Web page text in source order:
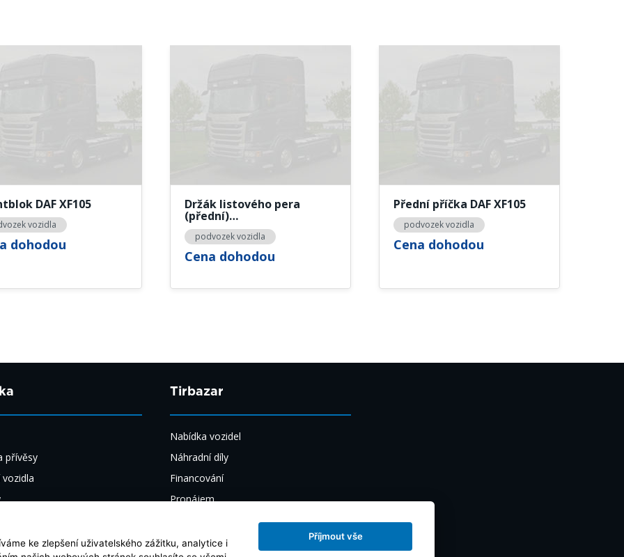
DAF XF105
vozidla
dohodou
Držák listového pera
(přední)…
podvozek vozidla
Cena dohodou
Přední příčka DAF XF105
podvozek vozidla
Cena dohodou
přívěsy
vozidla
Tirbazar
Nabídka vozidel
Náhradní díly
Financování
Pronájem
O nás
ke zlepšení uživatelského zážitku, analytice i
Příjmout vše